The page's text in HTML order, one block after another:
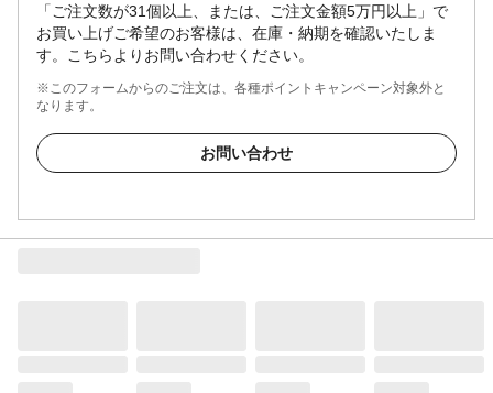
「ご注文数が31個以上、または、ご注文金額5万円以上」で
お買い上げご希望のお客様は、在庫・納期を確認いたしま
す。こちらよりお問い合わせください。
※このフォームからのご注文は、各種ポイントキャンペーン対象外と
なります。
お問い合わせ